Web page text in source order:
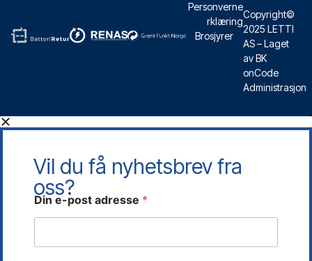
Copyright©
2025 LETTI
AS – Laget
av BK
onCode
Administrasjon
Personverne
rklæring
Brosjyrer
Vil du få nyhetsbrev fra
oss?
Din e-post adresse *